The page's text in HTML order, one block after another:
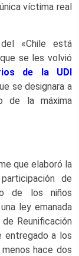
víctima real
«Chile está
se les volvió
de la UDI
se designara a
de la máxima
que elaboró la
de
de los niños
ley emanada
Reunificación
entregado a los
hace dos